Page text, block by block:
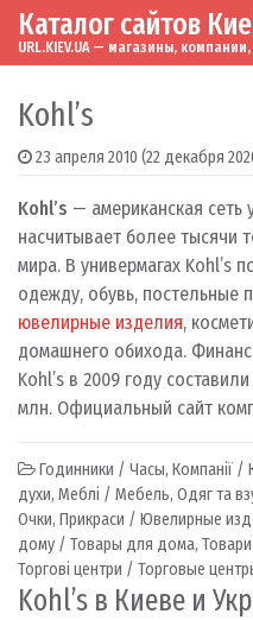
Skip to content
Main Navigation
Каталог сайтов
URL.KIEV.UA — магазины,
Kohl’s
23 апреля 2010 (22 декабря
Kohl’s — американская сеть
насчитывает более тысячи
мира. В универмагах Kohl’s
одежду, обувь, постельные
ювелирные изделия,
домашнего обихода.
Kohl’s в 2009 году
млн. Официальный сайт
Годинники / Часы, Компанії /
духи, Меблі / Мебель, Одяг та
Очки, Прикраси / Ювелирные
дому / Товары для дома,
Торгові центри / Торговые
Kohl’s в Киеве и